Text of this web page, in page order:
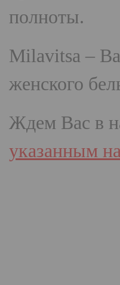
полноты.
Milavitsa –
женского
Ждем Вас в
указанным